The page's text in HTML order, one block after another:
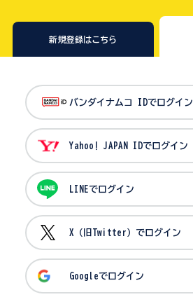
新規登録はこちら
バンダイナムコ IDでログイン
Yahoo! JAPAN IDでログイン
LINEでログイン
X（旧Twitter）でログイン
Googleでログイン